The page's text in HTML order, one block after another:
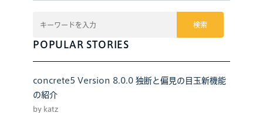
検索
POPULAR STORIES
concrete5 Version 8.0.0 独断と偏見の目玉新機能
の紹介
by katz